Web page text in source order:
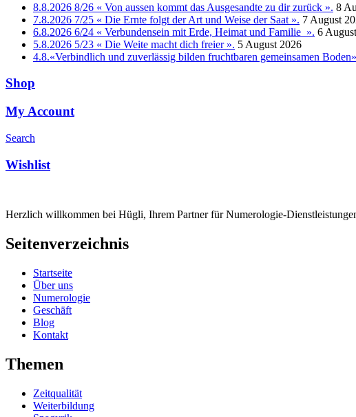
8.8.2026 8/26 « Von aussen kommt das Ausgesandte zu dir zurück ». 8
7.8.2026 7/25 « Die Ernte folgt der Art und Weise der Saat ». 7 August
6.8.2026 6/24 « Verbundensein mit Erde, Heimat und Familie ». 6
5.8.2026 5/23 « Die Weite macht dich freier ». 5 August 2026
4.8.«Verbindlich und zuverlässig bilden fruchtbaren gemeinsamen
Shop
My Account
Search
Wishlist
Herzlich willkommen bei Hügli, Ihrem Partner für Numerologie-
Seitenverzeichnis
Startseite
Über uns
Numerologie
Geschäft
Blog
Kontakt
Themen
Zeitqualität
Weiterbildung